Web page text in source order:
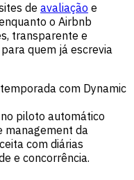
de avaliação e
o Airbnb
transparente e
quem já escrevia
com Dynamic
piloto automático
management da
com diárias
e concorrência.